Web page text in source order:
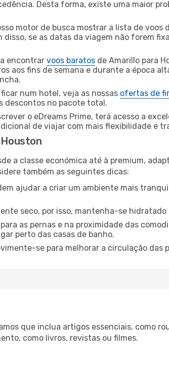
Desta forma, existe uma maior
motor de busca mostrar a lista de voos
se as datas da viagem não forem
encontrar voos baratos de Amarillo para
aos fins de semana e durante a época
num hotel, veja as nossas ofertas de
descontos no pacote total.
o eDreams Prime, terá acesso a
de viajar com mais flexibilidade e
a classe económica até à premium,
também as seguintes dicas:
ajudar a criar um ambiente mais
seco, por isso, mantenha-se
as pernas e na proximidade das
perto das casas de banho.
se para melhorar a circulação das
que inclua artigos essenciais, como
como livros, revistas ou filmes.